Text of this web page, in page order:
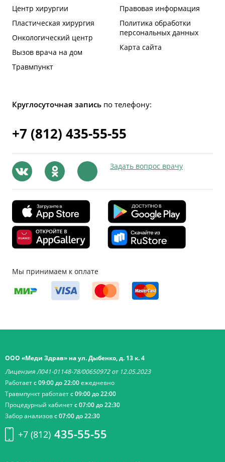
Центр хирургии
Пластическая хирургия
Онкологический центр
Вызов врача на дом
Травмпункт
Правовая информация
Политика обработки
персональных данных
Карта сайта
Круглосуточная запись по телефону:
+7 (812) 435-55-55
Задать вопрос врачу
Мы принимаем к оплате
ООО «Меди Здрав» на ул. Дыбенко, д. 13 к. 4
Лицензия Л041-01148-78/00650972 от 12.05.2023
Работаетс 09:00 до 22:00ежедневно
Травмпункт работаетс 09:00 до 22:00
Процедурный кабинетс 07:00 до 22:30
Забор анализовс 07:00 до 22:30
+7 (812) 435-55-55